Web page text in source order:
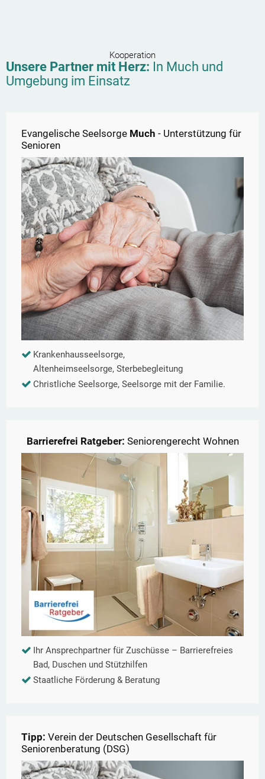
Kooperation
Unsere Partner mit Herz: In Much und
Umgebung im Einsatz
Evangelische Seelsorge Much - Unterstützung für
Senioren
Krankenhausseelsorge,
Altenheimseelsorge, Sterbebegleitung
Christliche Seelsorge, Seelsorge mit der Familie.
Barrierefrei Ratgeber: Seniorengerecht Wohnen
Ihr Ansprechpartner für Zuschüsse – Barrierefreies
Bad, Duschen und Stützhilfen
Staatliche Förderung & Beratung
Tipp: Verein der Deutschen Gesellschaft für
Seniorenberatung (DSG)